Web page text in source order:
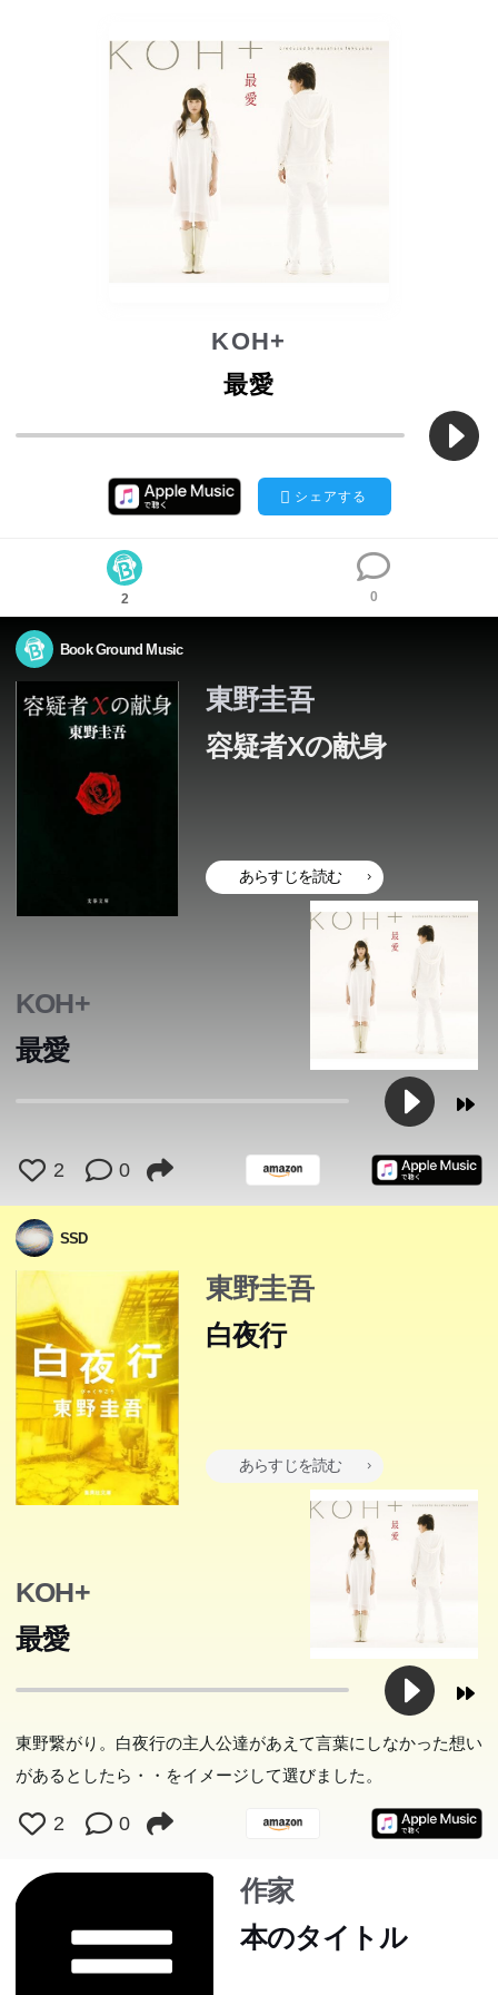
KOH+
最愛
シェアする
2 0
Book Ground Music
東野圭吾
容疑者Xの献身
あらすじを読む
の石神は、一人娘と暮らす隣人の靖子に秘かな想いを寄せ
ていた。彼女たちが前夫を殺害したことを知った彼は、二
人を救うため完全犯罪を企てる。だが皮肉にも、石神のか
つての親友である物理学者の湯川学が、その謎に挑むこと
になる。ガリレオシリーズ初の長篇、直木賞受賞作。
KOH+
最愛
2 0
SSD
東野圭吾
白夜行
あらすじを読む
1973年、大阪の廃墟ビルで一人の質屋が殺された。容疑
の息子・桐原亮司と、「容疑者」の娘・西本雪穂―暗い眼
をした少年と、並外れて美しい少女は、その後、全く別々
の道を歩んで行く。二人の周囲に見え隠れする、幾つもの
恐るべき犯罪。だが、何も「証拠」はない。そして十九
年...。息詰まる精緻な構成と、叙事詩的スケール。心を失
った人間の悲劇を描く、傑作ミステリー長篇。
KOH+
最愛
東野繋がり。白夜行の主人公達があえて言葉にしなかった想い
があるとしたら・・をイメージして選びました。
2 0
作家
本のタイトル